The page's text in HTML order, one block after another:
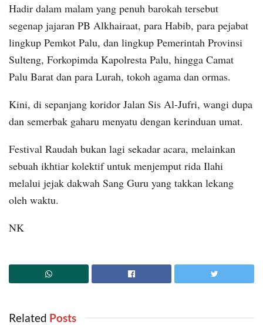
Hadir dalam malam yang penuh barokah tersebut
segenap jajaran PB Alkhairaat, para Habib, para pejabat
lingkup Pemkot Palu, dan lingkup Pemerintah Provinsi
Sulteng, Forkopimda Kapolresta Palu, hingga Camat
Palu Barat dan para Lurah, tokoh agama dan ormas.
Kini, di sepanjang koridor Jalan Sis Al-Jufri, wangi dupa
dan semerbak gaharu menyatu dengan kerinduan umat.
Festival Raudah bukan lagi sekadar acara, melainkan
sebuah ikhtiar kolektif untuk menjemput rida Ilahi
melalui jejak dakwah Sang Guru yang takkan lekang
oleh waktu.
NK
Related ‎ Posts